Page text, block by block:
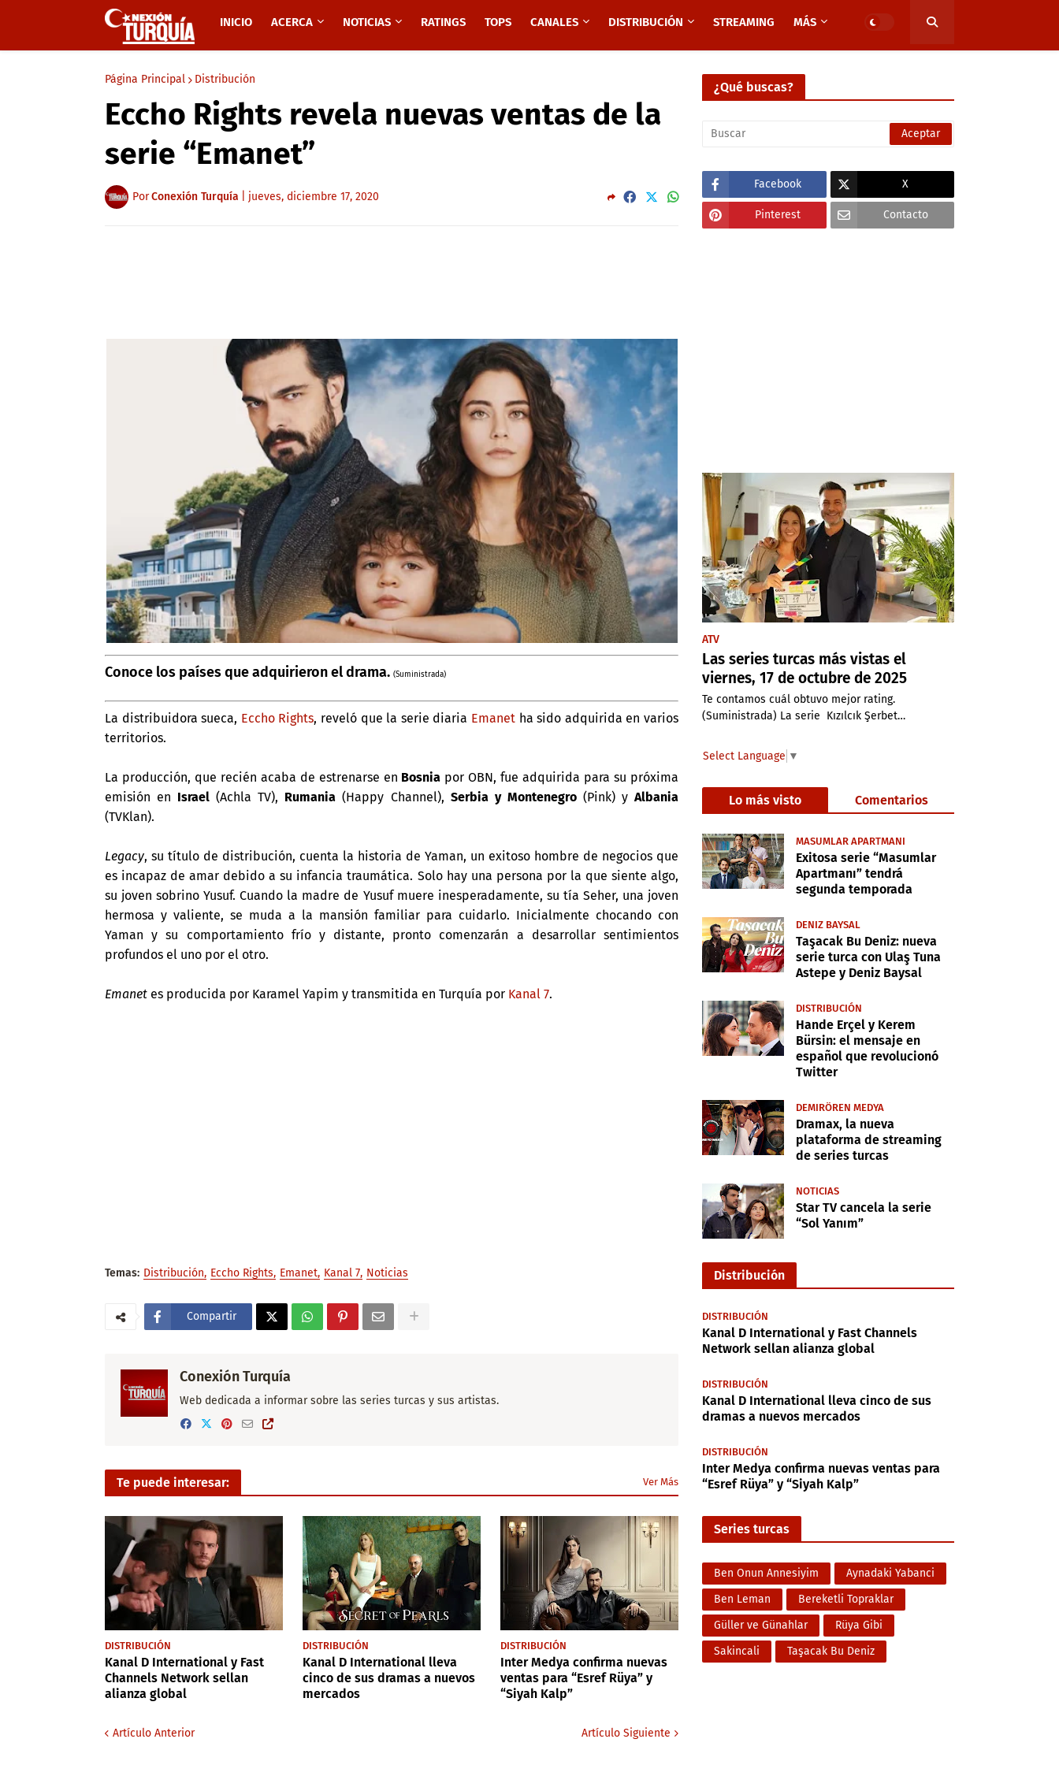
INICIO ACERCA NOTICIAS RATINGS TOPS CANALES DISTRIBUCIÓN STREAMING MÁS
Página Principal Distribución
Eccho Rights revela nuevas ventas de la
serie “Emanet”
PorConexión Turquía jueves, diciembre 17, 2020
Conoce los países que adquirieron el drama. (Suministrada)
La distribuidora sueca, Eccho Rights, reveló que la serie diaria Emanet ha sido adquirida en varios
territorios.
La producción, que recién acaba de estrenarse en Bosnia por OBN, fue adquirida para su próxima
emisión en Israel (Achla TV), Rumania (Happy Channel), Serbia y Montenegro(Pink) yAlbania
(TVKlan).
Legacy, su título de distribución, cuenta la historia de Yaman, un exitoso hombre de negocios que
es incapaz de amar debido a su infancia traumática. Solo hay una persona por la que siente algo,
su joven sobrino Yusuf. Cuando la madre de Yusuf muere inesperadamente, su tía Seher, una joven
hermosa y valiente, se muda a la mansión familiar para cuidarlo. Inicialmente chocando con
Yaman y su comportamiento frío y distante, pronto comenzarán a desarrollar sentimientos
profundos el uno por el otro.
Emanet es producida por Karamel Yapim y transmitida en Turquía por Kanal 7.
Temas: Distribución Eccho Rights Emanet Kanal 7 Noticias
Compartir
Conexión Turquía
Web dedicada a informar sobre las series turcas y sus artistas.
Te puede interesar: Ver Más
DISTRIBUCIÓN
Kanal D International y Fast
Channels Network sellan
alianza global
DISTRIBUCIÓN
Kanal D International lleva
cinco de sus dramas a nuevos
mercados
DISTRIBUCIÓN
Inter Medya confirma nuevas
ventas para “Esref Rüya” y
“Siyah Kalp”
Artículo Anterior Artículo Siguiente
¿Qué buscas?
Facebook X
Pinterest Contacto
ATV
Las series turcas más vistas el
viernes, 17 de octubre de 2025
Te contamos cuál obtuvo mejor rating.
(Suministrada) La serie Kızılcık Şerbet…
Select Language ▼
Lo más visto Comentarios
MASUMLAR APARTMANI
Exitosa serie “Masumlar
Apartmanı” tendrá
segunda temporada
DENIZ BAYSAL
Taşacak Bu Deniz: nueva
serie turca con Ulaş Tuna
Astepe y Deniz Baysal
DISTRIBUCIÓN
Hande Erçel y Kerem
Bürsin: el mensaje en
español que revolucionó
Twitter
DEMIRÖREN MEDYA
Dramax, la nueva
plataforma de streaming
de series turcas
NOTICIAS
Star TV cancela la serie
“Sol Yanım”
Distribución
DISTRIBUCIÓN
Kanal D International y Fast Channels
Network sellan alianza global
DISTRIBUCIÓN
Kanal D International lleva cinco de sus
dramas a nuevos mercados
DISTRIBUCIÓN
Inter Medya confirma nuevas ventas para
“Esref Rüya” y “Siyah Kalp”
Series turcas
Ben Onun Annesiyim
Aynadaki Yabanci
Ben Leman
Bereketli Topraklar
Güller ve Günahlar
Rüya Gibi
Sakincali
Taşacak Bu Deniz